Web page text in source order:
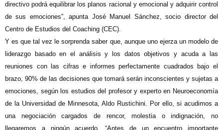
directivo podrá equilibrar los planos racional y emocional y adquirir control
de sus emociones”, apunta José Manuel Sánchez, socio director del
Centro de Estudios del Coaching (CEC).
Y es que tal vez le sorprenda saber que, aunque uno ejerza un modelo de
liderazgo basado en el análisis y los datos objetivos y acuda a las
reuniones con las cifras e informes perfectamente cuadrados bajo el
brazo, 90% de las decisiones que tomará serán inconscientes y sujetas a
emociones, según los estudios del profesor y experto en Neuroeconomía
de la Universidad de Minnesota, Aldo Rustichini. Por ello, si acudimos a
una negociación cargados de rencor, molestia o indignación, no
llegaremos a ningún acuerdo. “Antes de un encuentro importante